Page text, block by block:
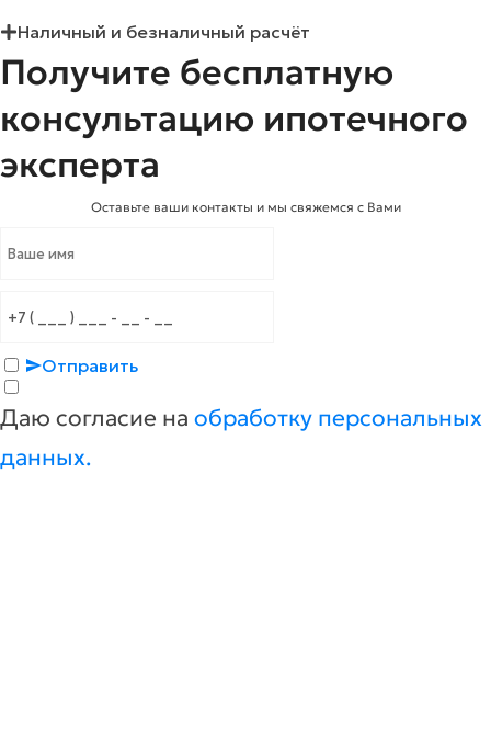
Наличный и безналичный расчёт
Получите бесплатную
консультацию ипотечного
эксперта
Оставьте ваши контакты и мы свяжемся с Вами
Отправить
Даю согласие на обработку персональных
данных.